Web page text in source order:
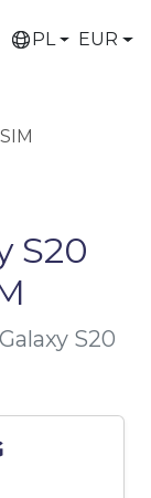
PL EUR
S20
S20